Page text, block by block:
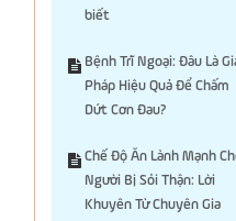
biết
Bệnh Trĩ Ngoại: Đâu Là
Pháp Hiệu Quả Để Chấm
Dứt Cơn Đau?
Chế Độ Ăn Lành Mạnh
Người Bị Sỏi Thận: Lời
Khuyên Từ Chuyên Gia